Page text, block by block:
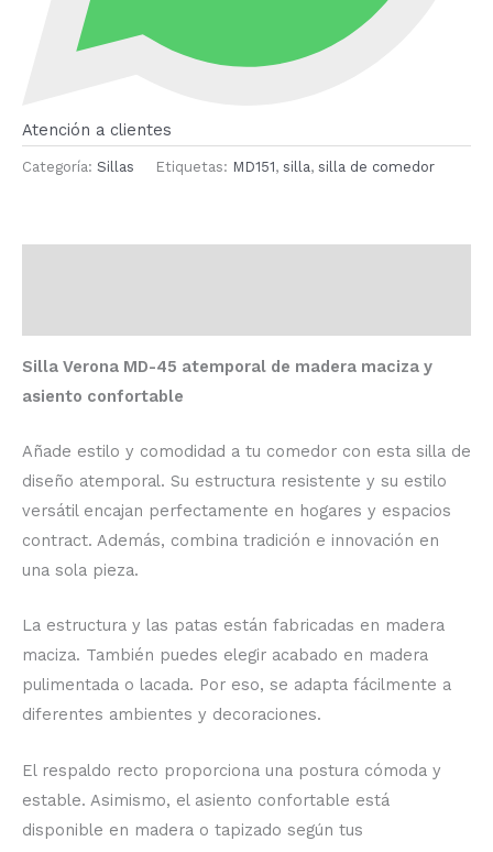
Atención a clientes
Categoría: Sillas Etiquetas: MD151, silla, silla de comedor
Silla Verona MD-45 atemporal de madera maciza y
asiento confortable
Añade estilo y comodidad a tu comedor con esta silla de
diseño atemporal. Su estructura resistente y su estilo
versátil encajan perfectamente en hogares y espacios
contract. Además, combina tradición e innovación en
una sola pieza.
La estructura y las patas están fabricadas en madera
maciza. También puedes elegir acabado en madera
pulimentada o lacada. Por eso, se adapta fácilmente a
diferentes ambientes y decoraciones.
El respaldo recto proporciona una postura cómoda y
estable. Asimismo, el asiento confortable está
disponible en madera o tapizado según tus